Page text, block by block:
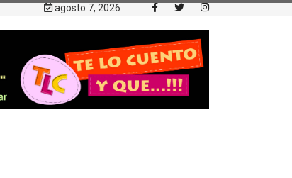
agosto 7, 2026